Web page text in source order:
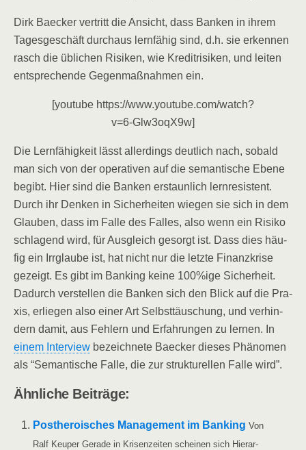
Dirk Bae­cker ver­tritt die Ansicht, dass Ban­ken in ihrem
Tages­ge­schäft durch­aus lern­fä­hig sind, d.h. sie erken­nen
rasch die übli­chen Risi­ken, wie Kre­dit­ri­si­ken, und lei­ten
ent­spre­chen­de Gegen­maß­nah­men ein.
[you­tube https://www.youtube.com/watch?
v=6‑Glw3oqX9w]
Die Lern­fä­hig­keit lässt aller­dings deut­lich nach, sobald
man sich von der ope­ra­ti­ven auf die seman­ti­sche Ebe­ne
begibt. Hier sind die Ban­ken erstaun­lich lern­re­sis­tent.
Durch ihr Den­ken in Sicher­hei­ten wie­gen sie sich in dem
Glau­ben, dass im Fal­le des Fal­les, also wenn ein Risi­ko
schla­gend wird, für Aus­gleich gesorgt ist. Dass dies häu­
fig ein Irr­glau­be ist, hat nicht nur die letz­te Finanz­kri­se
gezeigt. Es gibt im Ban­king kei­ne 100%ige Sicher­heit.
Dadurch ver­stel­len die Ban­ken sich den Blick auf die Pra­
xis, erlie­gen also einer Art Selbst­täu­schung, und ver­hin­
dern damit, aus Feh­lern und Erfah­run­gen zu ler­nen. In
einem Inter­view bezeich­ne­te Bae­cker die­ses Phä­no­men
als “Seman­ti­sche Fal­le, die zur struk­tu­rel­len Fal­le wird”.
Ähn­li­che Beiträge:
Post­he­roi­sches Manage­ment im Ban­king Von
Ralf Keu­per Gera­de in Kri­sen­zei­ten schei­nen sich Hier­ar­